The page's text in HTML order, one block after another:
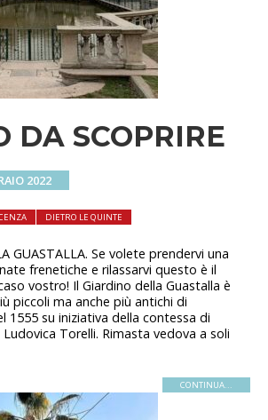
DA SCOPRIRE
2022
DIETRO LE QUINTE
GUASTALLA. Se volete prendervi una
frenetiche e rilassarvi questo è il
vostro! Il Giardino della Guastalla è
piccoli ma anche più antichi di
1555 su iniziativa della contessa di
Torelli. Rimasta vedova a soli
CONTINUA...